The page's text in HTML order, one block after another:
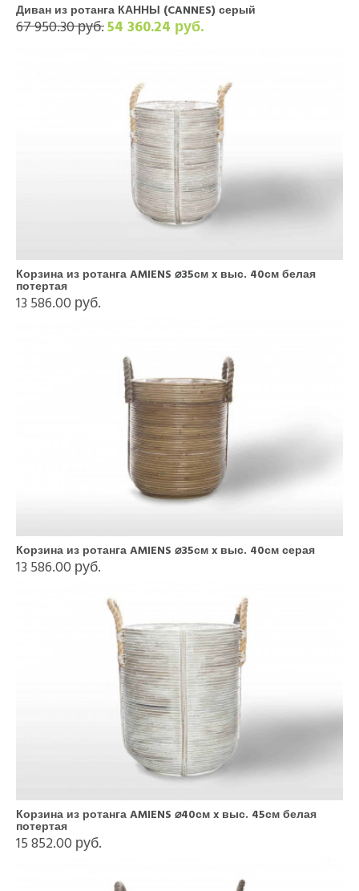
Диван из ротанга КАННЫ (CANNES) серый
67 950.30 руб.54 360.24 руб.
Корзина из ротанга AMIENS ⌀35см x выс. 40см белая
потертая
13 586.00 руб.
Корзина из ротанга AMIENS ⌀35см x выс. 40см серая
13 586.00 руб.
Корзина из ротанга AMIENS ⌀40см x выс. 45см белая
потертая
15 852.00 руб.